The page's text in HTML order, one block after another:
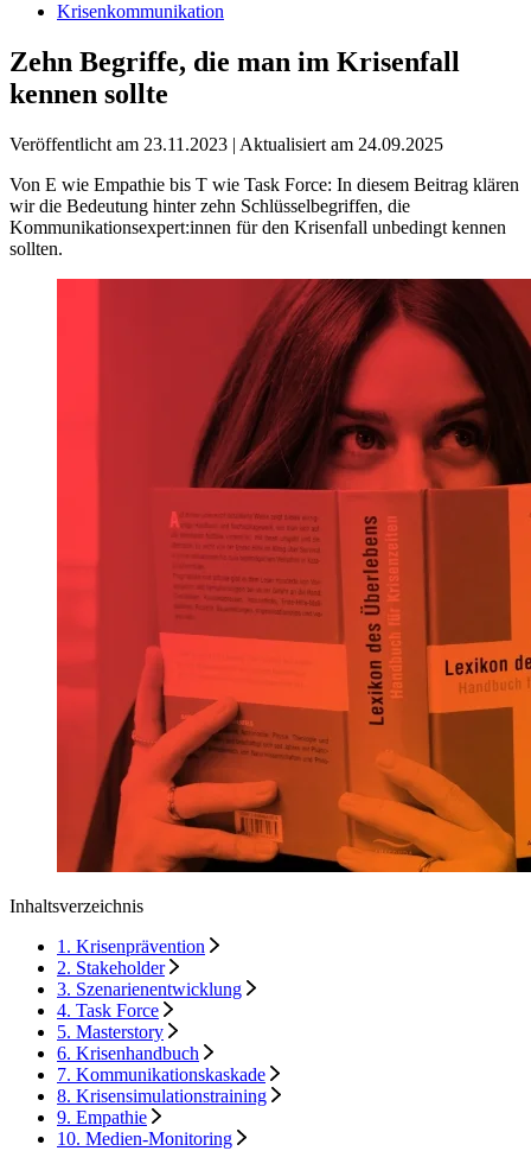
Krisenkommunikation
Zehn Begriffe, die man im Krisenfall
kennen sollte
Veröffentlicht am 23.11.2023 | Aktualisiert am 24.09.2025
Von E wie Empathie bis T wie Task Force: In diesem Beitrag klären
wir die Bedeutung hinter zehn Schlüsselbegriffen, die
Kommunikationsexpert:innen für den Krisenfall unbedingt kennen
sollten.
Inhaltsverzeichnis
1. Krisenprävention
2. Stakeholder
3. Szenarienentwicklung
4. Task Force
5. Masterstory
6. Krisenhandbuch
7. Kommunikationskaskade
8. Krisensimulationstraining
9. Empathie
10. Medien-Monitoring